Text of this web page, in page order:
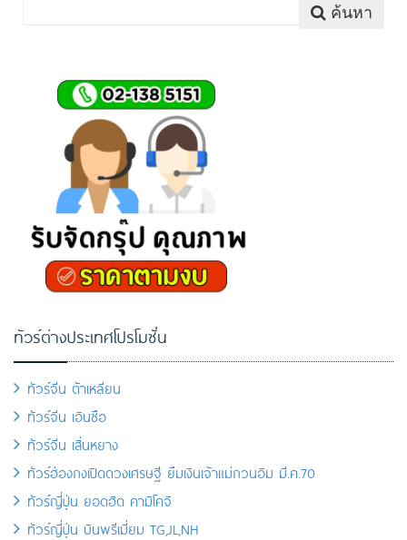
ค้นหา
ทัวร์ต่างประเทศโปรโมชั่น
ทัวร์จีน ต้าเหลียน
ทัวร์จีน เอินซือ
ทัวร์จีน เสิ่นหยาง
ทัวร์ฮ่องกงเปิดดวงเศรษฐี ยืมเงินเจ้าแม่กวนอิม มี.ค.70
ทัวร์ญี่ปุ่น ยอดฮิต คามิโคจิ
ทัวร์ญี่ปุ่น บินพรีเมี่ยม TG,JL,NH